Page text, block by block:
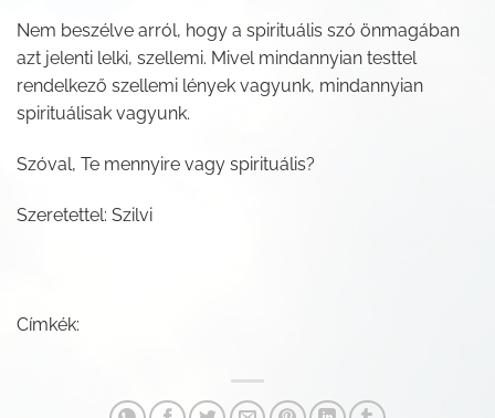
Nem beszélve arról, hogy a spirituális szó önmagában
azt jelenti lelki, szellemi. Mivel mindannyian testtel
rendelkező szellemi lények vagyunk, mindannyian
spirituálisak vagyunk.
Szóval, Te mennyire vagy spirituális?
Szeretettel: Szilvi
Címkék: